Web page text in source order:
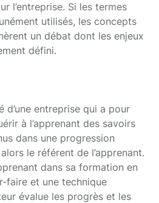
l’entreprise. Si les termes
utilisés, les concepts
un débat dont les enjeux
défini.
d’une entreprise qui a pour
à l’apprenant des savoirs
dans une progression
le référent de l’apprenant.
dans sa formation en
faire et une technique
évalue les progrès et les